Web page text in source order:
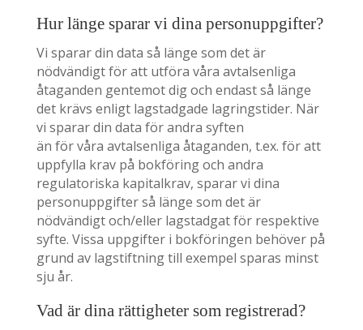
Hur länge sparar vi dina personuppgifter?
Vi sparar din data så länge som det är
nödvändigt för att utföra våra avtalsenliga
åtaganden gentemot dig och endast så länge
det krävs enligt lagstadgade lagringstider. När
vi sparar din data för andra syften
än för våra avtalsenliga åtaganden, t.ex. för att
uppfylla krav på bokföring och andra
regulatoriska kapitalkrav, sparar vi dina
personuppgifter så länge som det är
nödvändigt och/eller lagstadgat för respektive
syfte. Vissa uppgifter i bokföringen behöver på
grund av lagstiftning till exempel sparas minst
sju år.
Vad är dina rättigheter som registrerad?